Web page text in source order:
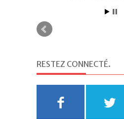
RESTEZ CONNECTÉ .